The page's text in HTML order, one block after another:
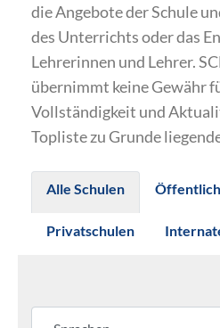
die Angebote der Schule
des Unterrichts oder das
Lehrerinnen und Lehrer.
übernimmt keine Gewähr
Vollständigkeit und
Topliste zu Grunde
Alle Schulen
Privatschulen